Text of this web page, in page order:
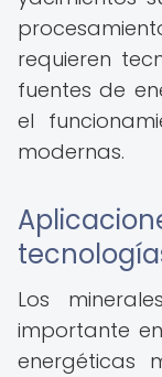
requieren
fuentes de
el
modernas.
Los
importante
energéticas